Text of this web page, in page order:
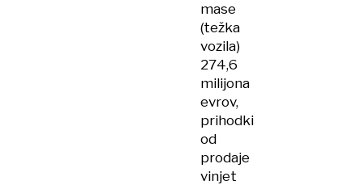
mase
(težka
vozila)
274,6
milijona
evrov,
prihodki
od
prodaje
vinjet